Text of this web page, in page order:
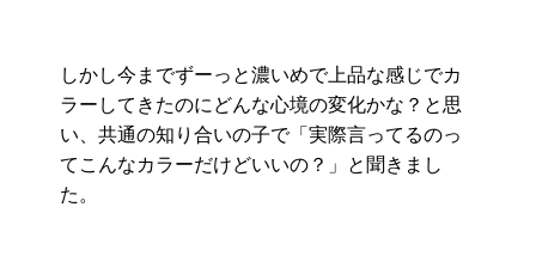
しかし今までずーっと濃いめで上品な感じでカ
ラーしてきたのにどんな心境の変化かな？と思
い、共通の知り合いの子で「実際言ってるのっ
てこんなカラーだけどいいの？」と聞きまし
た。